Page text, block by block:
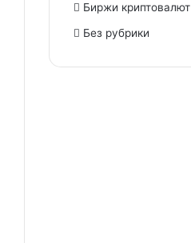
Биржи криптовалют
Без рубрики